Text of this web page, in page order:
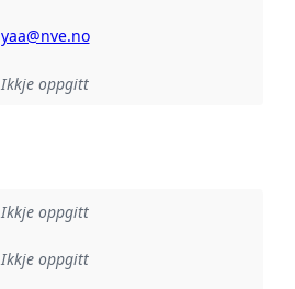
yaa@nve.no
Ikkje oppgitt
Ikkje oppgitt
:
Ikkje oppgitt